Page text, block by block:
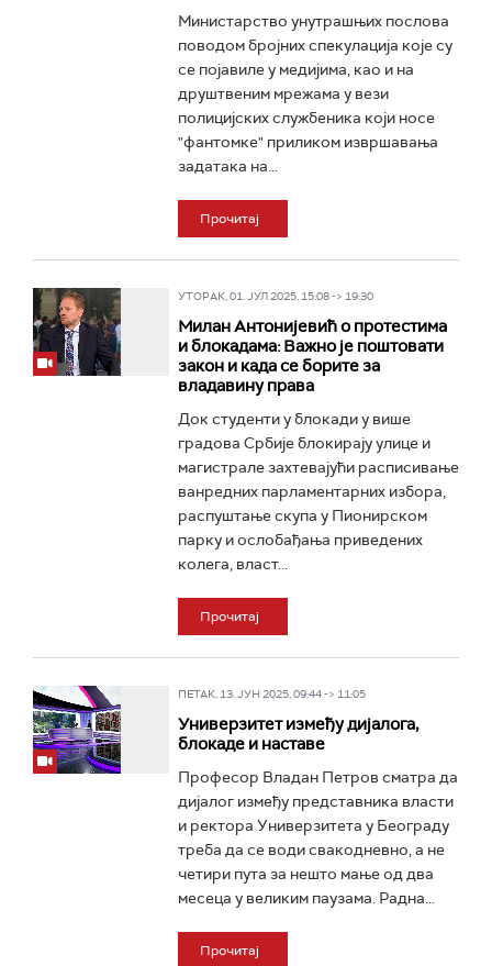
Министарство унутрашњих послова
поводом бројних спекулација које су
се појавиле у медијима, као и на
друштвеним мрежама у вези
полицијских службеника који носе
"фантомке" приликом извршавања
задатака на...
Прочитај
УТОРАК, 01. ЈУЛ 2025, 15:08 -> 19:30
Милан Антонијевић о протестима
и блокадама: Важно је поштовати
закон и када се борите за
владавину права
Док студенти у блокади у више
градова Србије блокирају улице и
магистрале захтевајући расписивање
ванредних парламентарних избора,
распуштање скупа у Пионирском
парку и ослобађања приведених
колега, власт...
Прочитај
ПЕТАК, 13. ЈУН 2025, 09:44 -> 11:05
Универзитет између дијалога,
блокаде и наставе
Професор Владан Петров сматра да
дијалог између представника власти
и ректора Универзитета у Београду
треба да се води свакодневно, а не
четири пута за нешто мање од два
месеца у великим паузама. Радна...
Прочитај